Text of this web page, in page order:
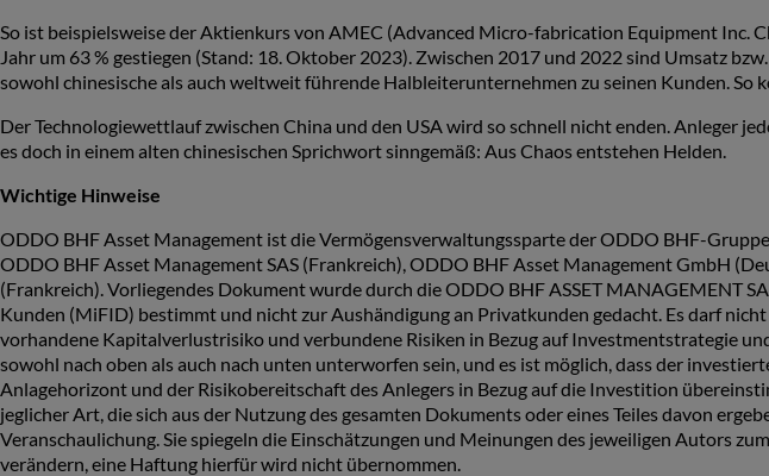
So ist beispielsweise der Aktienkurs von AMEC (Advanced Micro-fabrication Equipment Inc.
Jahr um 63 % gestiegen (Stand: 18. Oktober 2023). Zwischen 2017 und 2022 sind Umsatz
sowohl chinesische als auch weltweit führende Halbleiterunternehmen zu seinen Kunden.
Der Technologiewettlauf zwischen China und den USA wird so schnell nicht enden. Anleger
es doch in einem alten chinesischen Sprichwort sinngemäß: Aus Chaos entstehen Helden.
Wichtige Hinweise
ODDO BHF Asset Management ist die Vermögensverwaltungssparte der ODDO BHF-
ODDO BHF Asset Management SAS (Frankreich), ODDO BHF Asset Management GmbH
(Frankreich). Vorliegendes Dokument wurde durch die ODDO BHF ASSET MANAGEMENT
Kunden (MiFID) bestimmt und nicht zur Aushändigung an Privatkunden gedacht. Es darf
vorhandene Kapitalverlustrisiko und verbundene Risiken in Bezug auf Investmentstrategie
sowohl nach oben als auch nach unten unterworfen sein, und es ist möglich, dass der
Anlagehorizont und der Risikobereitschaft des Anlegers in Bezug auf die Investition
jeglicher Art, die sich aus der Nutzung des gesamten Dokuments oder eines Teiles davon
Veranschaulichung. Sie spiegeln die Einschätzungen und Meinungen des jeweiligen Autors
verändern, eine Haftung hierfür wird nicht übernommen.